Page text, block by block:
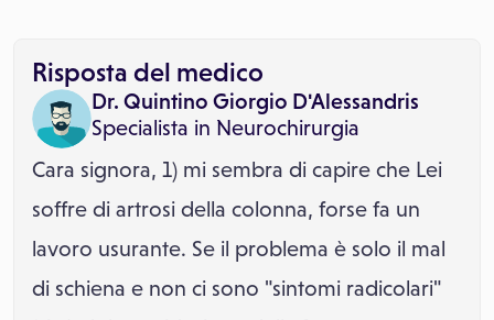
Risposta del medico
Dr. Quintino Giorgio D'Alessandris
Specialista in Neurochirurgia
Cara signora, 1) mi sembra di capire che Lei
soffre di artrosi della colonna, forse fa un
lavoro usurante. Se il problema è solo il mal
di schiena e non ci sono "sintomi radicolari"